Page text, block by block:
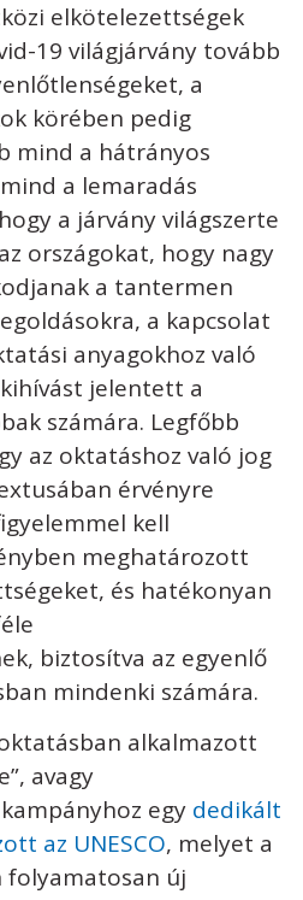
elkötelezettségek
19 világjárvány tovább
a
körében pedig
mind a hátrányos
a lemaradás
a járvány világszerte
országokat, hogy nagy
a tantermen
a kapcsolat
anyagokhoz való
jelentett a
számára. Legfőbb
az oktatáshoz való jog
érvényre
kell
meghatározott
és hatékonyan
biztosítva az egyenlő
mindenki számára.
alkalmazott
avagy
egy dedikált
az UNESCO, melyet a
folyamatosan új